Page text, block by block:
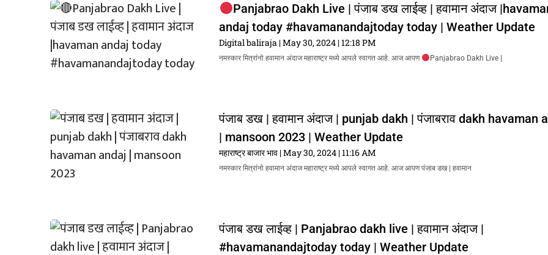
Panjabrao Dakh Live | पंजाब डख लाईव्ह | हवामान अंदाज
andaj today #havamanandajtoday today | Weather Update
Digital baliraja May 30, 2024 12:18 PM
नमस्कार मित्रांनो हवामान अंदाज महाराष्ट्र मध्ये आपले स्वागत आहे. आज आपण Panjabrao Dakh Live |
पंजाब डख | हवामान अंदाज | punjab dakh | पंजाबराव dakh havaman
| mansoon 2023 | Weather Update
महाराष्ट्र बाजार भाव May 30, 2024 11:16 AM
नमस्कार मित्रांनो हवामान अंदाज महाराष्ट्र मध्ये आपले स्वागत आहे. आज आपण पंजाब डख | हवामान
पंजाब डख लाईव्ह | Panjabrao dakh live | हवामान अंदाज |
#havamanandajtoday today | Weather Update